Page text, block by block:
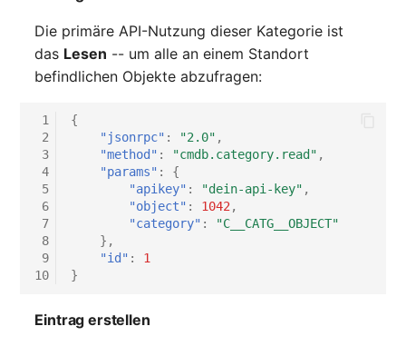
Systemdienst
Telefon
Telefonanlage
Unterbrechungsfreie
Stromversorgung
Verstärker
Verteilerkasten
Vertrag
Die primäre API-Nutzung dieser Kategorie ist
das Lesen -- um alle an einem Standort
befindlichen Objekte abzufragen:
1
2
3
4
5
6
7
8
9
10
{
"jsonrpc" : "2.0" ,
"method" : "cmdb.category.read" ,
"params" :
{
"apikey" : "dein-api-key" ,
"object" : 1042,
"category" :
"C__CATG__OBJECT"
},
"id" :
1
}
Eintrag erstellen